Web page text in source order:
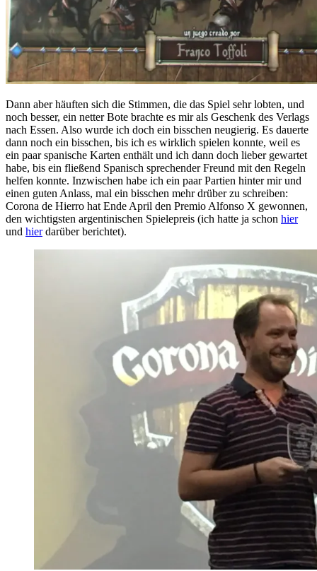
Dann aber häuften sich die Stimmen, die das Spiel sehr lobten, und
noch besser, ein netter Bote brachte es mir als Geschenk des Verlags
nach Essen. Also wurde ich doch ein bisschen neugierig. Es dauerte
dann noch ein bisschen, bis ich es wirklich spielen konnte, weil es
ein paar spanische Karten enthält und ich dann doch lieber gewartet
habe, bis ein fließend Spanisch sprechender Freund mit den Regeln
helfen konnte. Inzwischen habe ich ein paar Partien hinter mir und
einen guten Anlass, mal ein bisschen mehr drüber zu schreiben:
Corona de Hierro hat Ende April den Premio Alfonso X gewonnen,
den wichtigsten argentinischen Spielepreis (ich hatte ja schon hier
und hierdarüber berichtet).